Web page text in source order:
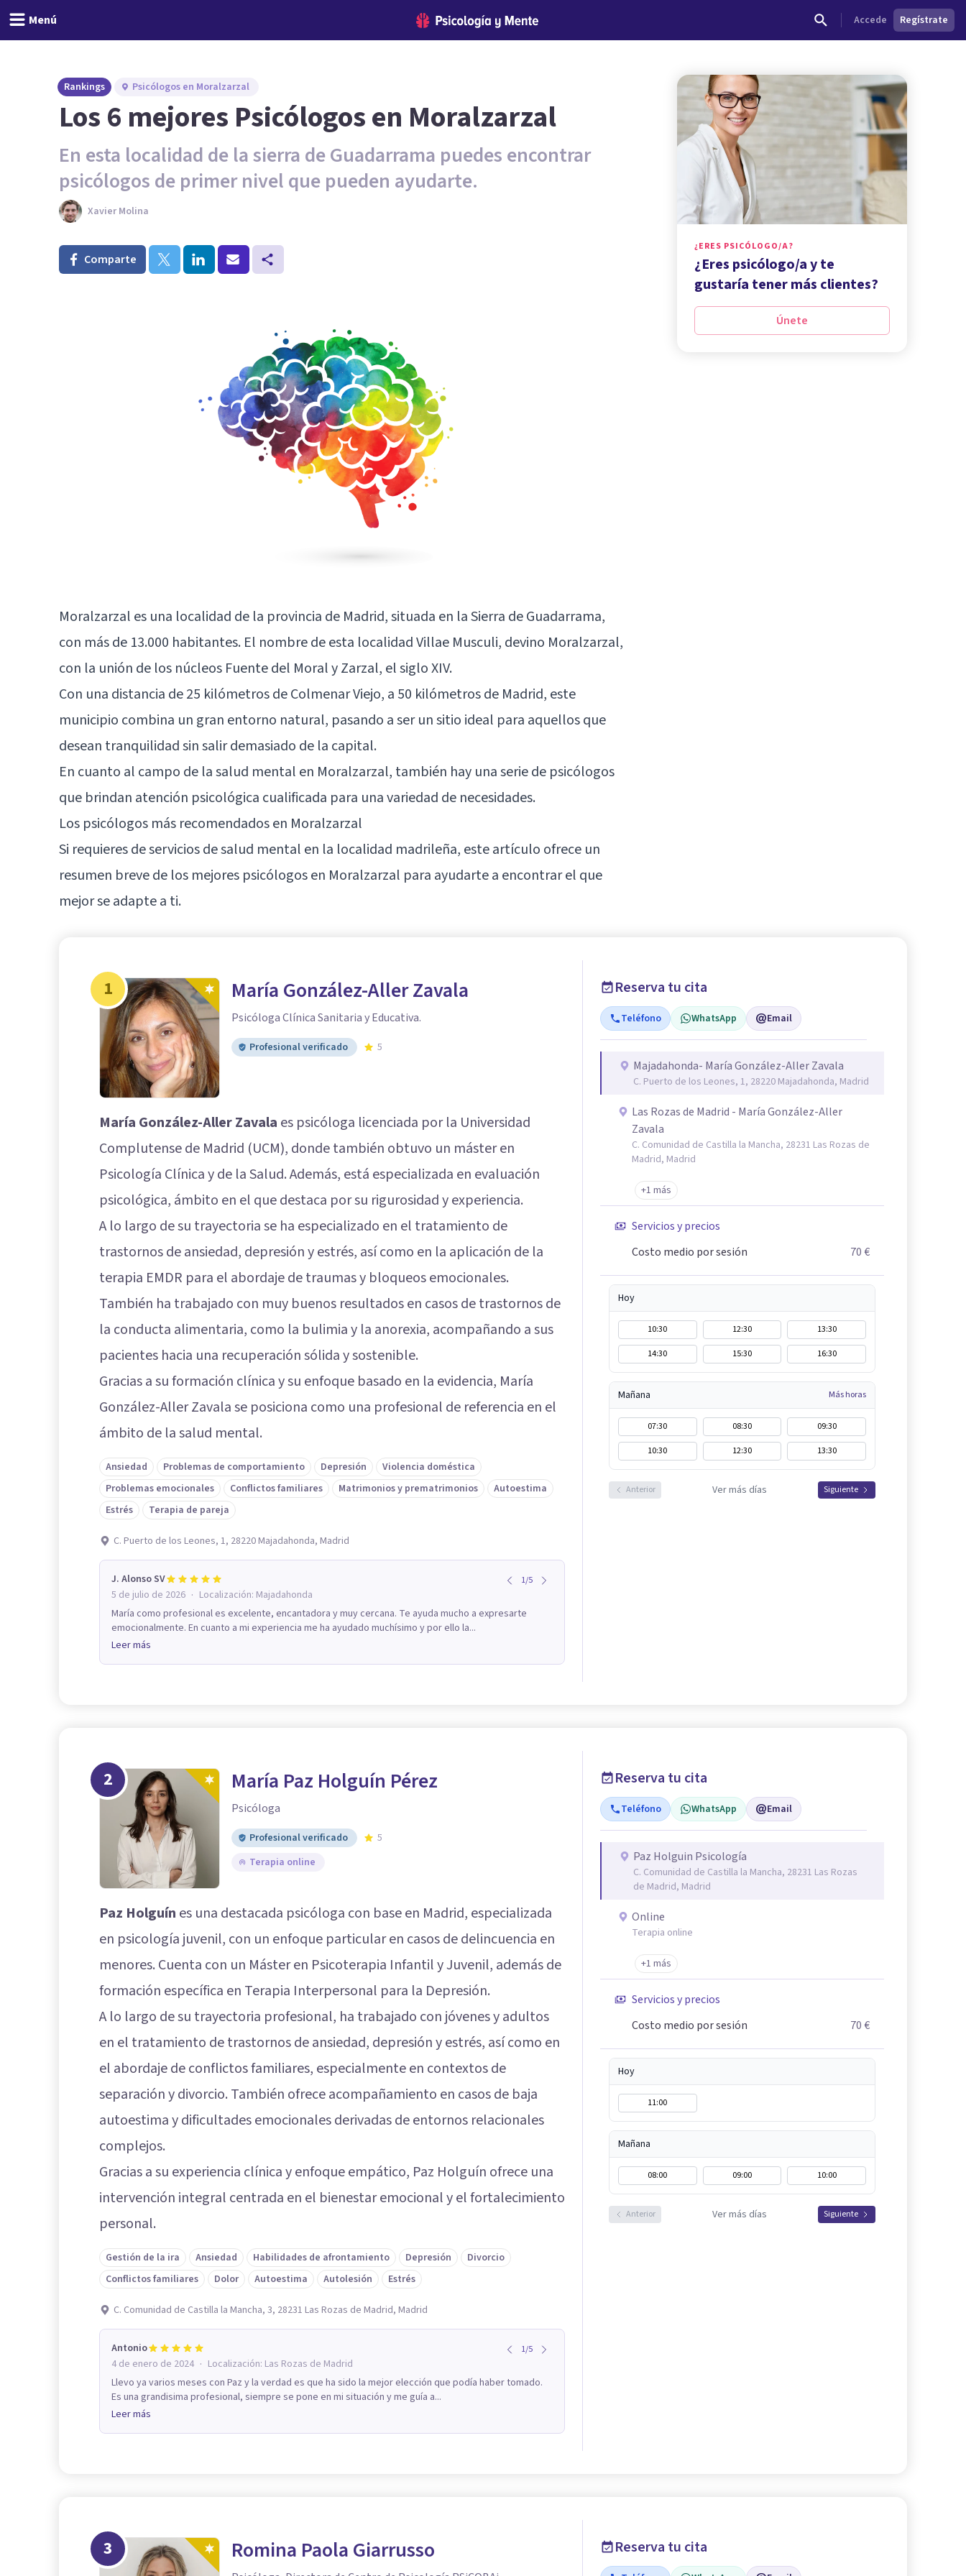
Menú Accede Regístrate
Rankings Psicólogos en Moralzarzal
Los 6 mejores Psicólogos en Moralzarzal
En esta localidad de la sierra de Guadarrama puedes encontrar
psicólogos de primer nivel que pueden ayudarte.
Xavier Molina
Comparte
Moralzarzal es una localidad de la provincia de Madrid, situada en la Sierra de Guadarrama,
con más de 13.000 habitantes. El nombre de esta localidad Villae Musculi, devino Moralzarzal,
con la unión de los núcleos Fuente del Moral y Zarzal, el siglo XIV.
Con una distancia de 25 kilómetros deColmenar Viejo, a 50 kilómetros de Madrid, este
municipio combina un gran entorno natural, pasando a ser un sitio ideal para aquellos que
desean tranquilidad sin salir demasiado de la capital.
En cuanto al campo de la salud mental en Moralzarzal, también hay una serie de psicólogos
que brindan atención psicológica cualificada para una variedad de necesidades.
Los psicólogos más recomendados en Moralzarzal
Si requieres de servicios de salud mental en la localidad madrileña, este artículo ofrece un
resumen breve de los mejores psicólogos en Moralzarzal para ayudarte a encontrar el que
mejor se adapte a ti.
¿ERES PSICÓLOGO/A?
¿Eres psicólogo/a y te
gustaría tener más clientes?
Únete
1 María González-Aller Zavala
Psicóloga Clínica Sanitaria y Educativa.
Profesional verificado 5
María González-Aller Zavala es psicóloga licenciada por la Universidad
Complutense de Madrid (UCM), donde también obtuvo un máster en
Psicología Clínica y de la Salud. Además, está especializada en evaluación
psicológica, ámbito en el que destaca por su rigurosidad y experiencia.
A lo largo de su trayectoria se ha especializado en el tratamiento de
trastornos de ansiedad, depresión y estrés, así como en la aplicación de la
terapia EMDR para el abordaje de traumas y bloqueos emocionales.
También ha trabajado con muy buenos resultados en casos de trastornos de
la conducta alimentaria, como la bulimia y la anorexia, acompañando a sus
pacientes hacia una recuperación sólida y sostenible.
Gracias a su formación clínica y su enfoque basado en la evidencia, María
González-Aller Zavala se posiciona como una profesional de referencia en el
ámbito de la salud mental.
Ansiedad Problemas de comportamiento Depresión
Violencia doméstica
Problemas emocionales
Conflictos familiares Matrimonios y prematrimonios
Autoestima
Estrés
Terapia de pareja
C. Puerto de los Leones, 1, 28220 Majadahonda, Madrid
J. Alonso SV 1/5
5 de julio de 2026 · Localización: Majadahonda
María como profesional es excelente, encantadora y muy cercana. Te ayuda mucho a expresarte
emocionalmente. En cuanto a mi experiencia me ha ayudado muchísimo y por ello la...
Leer más
Reserva tu cita
Teléfono WhatsApp Email
Majadahonda- María González-Aller Zavala
C. Puerto de los Leones, 1, 28220 Majadahonda, Madrid
Las Rozas de Madrid - María González-Aller
Zavala
C. Comunidad de Castilla la Mancha, 28231 Las Rozas de
Madrid, Madrid
+1 más
Servicios y precios
Costo medio por sesión
70 €
Hoy
10:30 12:30
13:30
14:30
15:30 16:30
Mañana Más horas
07:30 08:30
09:30
10:30
12:30 13:30
Anterior Ver más días Siguiente
2 María Paz Holguín Pérez
Psicóloga
Profesional verificado
5
Terapia online
Paz Holguín es una destacada psicóloga con base en Madrid, especializada
en psicología juvenil, con un enfoque particular en casos de delincuencia en
menores. Cuenta con un Máster en Psicoterapia Infantil y Juvenil, además de
formación específica en Terapia Interpersonal para la Depresión.
A lo largo de su trayectoria profesional, ha trabajado con jóvenes y adultos
en el tratamiento de trastornos de ansiedad, depresión y estrés, así como en
el abordaje de conflictos familiares, especialmente en contextos de
separación y divorcio. También ofrece acompañamiento en casos de baja
autoestima y dificultades emocionales derivadas de entornos relacionales
complejos.
Gracias a su experiencia clínica y enfoque empático, Paz Holguín ofrece una
intervención integral centrada en el bienestar emocional y el fortalecimiento
personal.
Gestión de la ira Ansiedad Habilidades de afrontamiento Depresión
Divorcio
Conflictos familiares
Dolor Autoestima Autolesión Estrés
C. Comunidad de Castilla la Mancha, 3, 28231 Las Rozas de Madrid, Madrid
Antonio 1/5
4 de enero de 2024 · Localización: Las Rozas de Madrid
Llevo ya varios meses con Paz y la verdad es que ha sido la mejor elección que podía haber tomado.
Es una grandisima profesional, siempre se pone en mi situación y me guía a...
Leer más
Reserva tu cita
Teléfono WhatsApp Email
Paz Holguin Psicología
C. Comunidad de Castilla la Mancha, 28231 Las Rozas
de Madrid, Madrid
Online
Terapia online
+1 más
Servicios y precios
Costo medio por sesión
70 €
Hoy
11:00
Mañana
08:00 09:00 10:00
Anterior Ver más días Siguiente
3 Romina Paola Giarrusso Reserva tu cita